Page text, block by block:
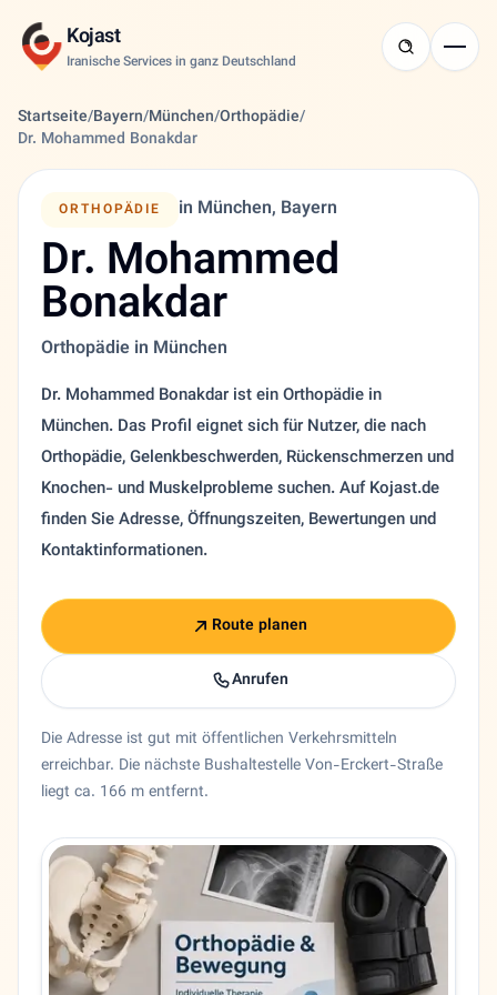
Kojast
Iranische Services in ganz Deutschland
Startseite/Bayern/München/Orthopädie/
Dr. Mohammed Bonakdar
ORTHOPÄDIE in München, Bayern
Dr. Mohammed
Bonakdar
Orthopädie in München
Dr. Mohammed Bonakdar ist ein Orthopädie in
München. Das Profil eignet sich für Nutzer, die nach
Orthopädie, Gelenkbeschwerden, Rückenschmerzen und
Knochen- und Muskelprobleme suchen. Auf Kojast.de
finden Sie Adresse, Öffnungszeiten, Bewertungen und
Kontaktinformationen.
Route planen
Anrufen
Die Adresse ist gut mit öffentlichen Verkehrsmitteln
erreichbar. Die nächste Bushaltestelle Von-Erckert-Straße
liegt ca. 166 m entfernt.
Orthopädie Dr. Mohammed Bonakdar in München,
Bundesland
Bayern
Stadt
München
Adresse